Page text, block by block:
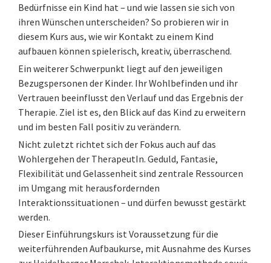
Bedürfnisse ein Kind hat – und wie lassen sie sich von
ihren Wünschen unterscheiden? So probieren wir in
diesem Kurs aus, wie wir Kontakt zu einem Kind
aufbauen können spielerisch, kreativ, überraschend.
Ein weiterer Schwerpunkt liegt auf den jeweiligen
Bezugspersonen der Kinder. Ihr Wohlbefinden und ihr
Vertrauen beeinflusst den Verlauf und das Ergebnis der
Therapie. Ziel ist es, den Blick auf das Kind zu erweitern
und im besten Fall positiv zu verändern.
Nicht zuletzt richtet sich der Fokus auch auf das
Wohlergehen der TherapeutIn. Geduld, Fantasie,
Flexibilität und Gelassenheit sind zentrale Ressourcen
im Umgang mit herausfordernden
Interaktionssituationen – und dürfen bewusst gestärkt
werden.
Dieser Einführungskurs ist Voraussetzung für die
weiterführenden Aufbaukurse, mit Ausnahme des Kurses